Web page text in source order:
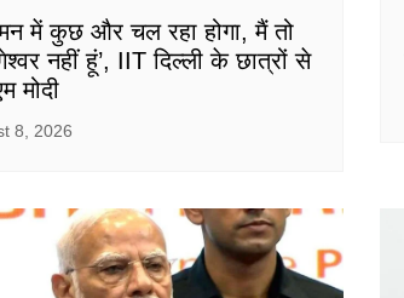
में कुछ और चल रहा होगा, मैं तो
नहीं हूं’, IIT दिल्ली के छात्रों से
मोदी
8, 2026